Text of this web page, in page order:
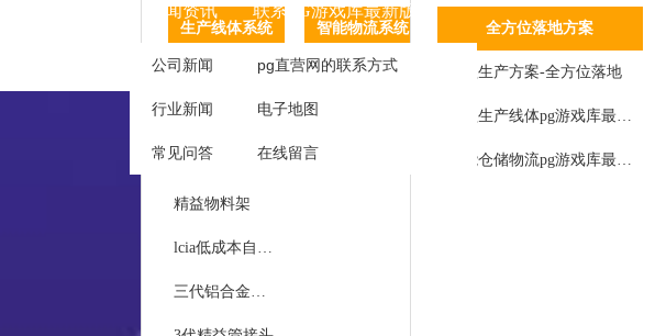
生产线体系统
精益生产线
精益工作台
精益周转车
精益物料架
lcia低成本自动化
三代铝合金精益管
智能物流系统
agv智能
智能仓储
仓库仓储货架
信息化管理系统
tpm设备管理
工艺参数汇总记录于数据服务器
工作状态
管理运营
标准作业
精益道场
精益辅导
全方位落地方案
精益生产方案-全方位落地
精益生产线体pg游戏库最新版本的解决方案
智能仓储物流pg游戏库最新版本的解决方案
新闻资讯
公司新闻
行业新闻
常见问答
联系PG游戏库最新版本
pg直营网的联系方式
电子地图
在线留言